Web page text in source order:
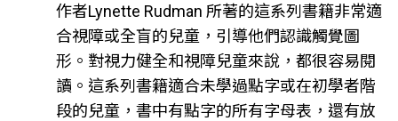
作者Lynette Rudman 所著的這系列書籍非常適
合視障或全盲的兒童，引導他們認識觸覺圖
形。對視力健全和視障兒童來說，都很容易閱
讀。這系列書籍適合未學過點字或在初學者階
段的兒童，書中有點字的所有字母表，還有放